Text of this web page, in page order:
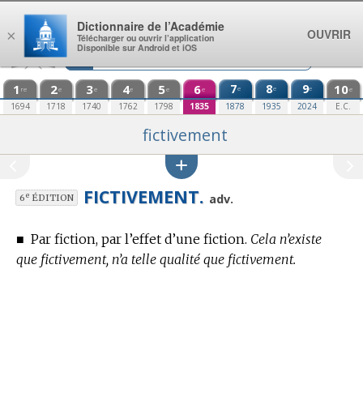
Aller au contenu
1 re
1694
2e
1718
3e
1740
4e
1762
5e
1798
6e
1835
7e
1878
8e
1935
9e
2024
10e
E.C.
fictivement
6eÉDITION FICTIVEMENT. adv.
■ Par fiction, par l’effet d’une fiction. Cela n’existe
que fictivement, n’a telle qualité que fictivement.
×
Dictionnaire de l’Académie
Télécharger ou ouvrir l’application
Disponible sur Android et iOS
OUVRIR